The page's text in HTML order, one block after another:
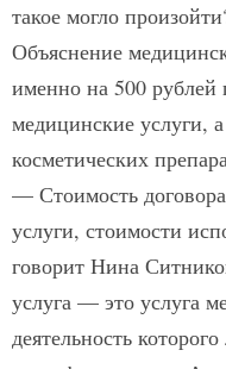
такое могло
Объяснение
именно на 500
медицинские услуги,
косметических
— Стоимость
услуги, стоимости
говорит Нина
услуга — это услуга
деятельность